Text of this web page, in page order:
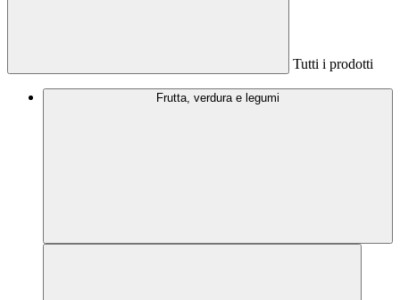
Tutti i prodotti
Frutta, verdura e legumi